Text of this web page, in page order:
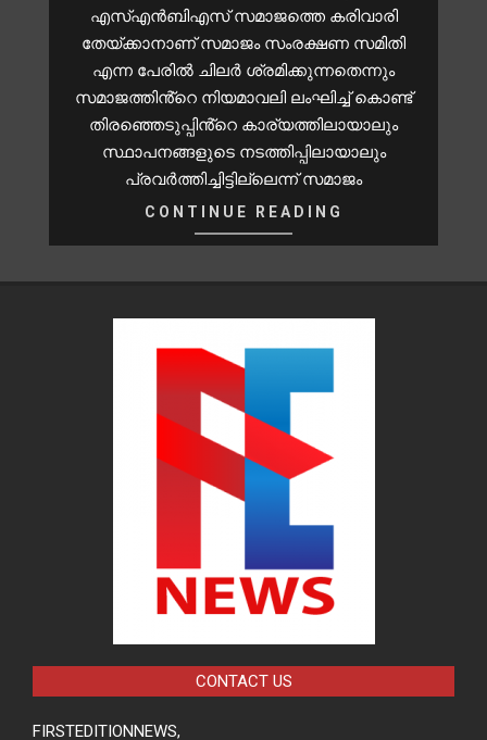
എസ്എൻബിഎസ് സമാജത്തെ കരിവാരി
തേയ്ക്കാനാണ് സമാജം സംരക്ഷണ സമിതി
എന്ന പേരിൽ ചിലർ ശ്രമിക്കുന്നതെന്നും
സമാജത്തിൻ്റെ നിയമാവലി ലംഘിച്ച് കൊണ്ട്
തിരഞ്ഞെടുപ്പിൻ്റെ കാര്യത്തിലായാലും
സ്ഥാപനങ്ങളുടെ നടത്തിപ്പിലായാലും
പ്രവർത്തിച്ചിട്ടില്ലെന്ന് സമാജം
CONTINUE READING
CONTACT US
FIRSTEDITIONNEWS,